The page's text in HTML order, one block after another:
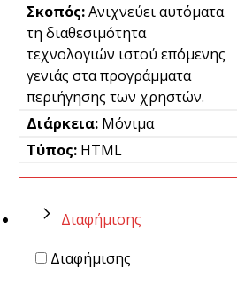
Ανιχνεύει αυτόματα
τη διαθεσιμότητα
τεχνολογιών ιστού επόμενης
γενιάς στα προγράμματα
περιήγησης των χρηστών.
Μόνιμα
HTML
Διαφήμισης
Διαφήμισης